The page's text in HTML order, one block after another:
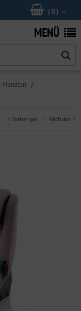
(0 )
MENÜ
Monaten
/
Vorheriger | Nächster